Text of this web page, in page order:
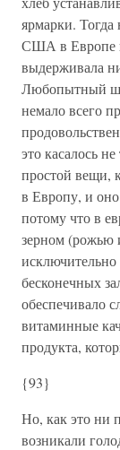
ярмарки. Тогда
США в Европе
выдерживала
Любопытный
немало всего
это касалось
простой вещи,
в Европу, и
потому что в
зерном (рожью
исключительно
бесконечных
обеспечивало
витаминные
продукта,
{93}
Но, как это ни
возникали